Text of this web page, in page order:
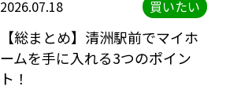
2026.07.18 買いたい
【総まとめ】清洲駅前でマイホ
ームを手に入れる3つのポイン
ト！